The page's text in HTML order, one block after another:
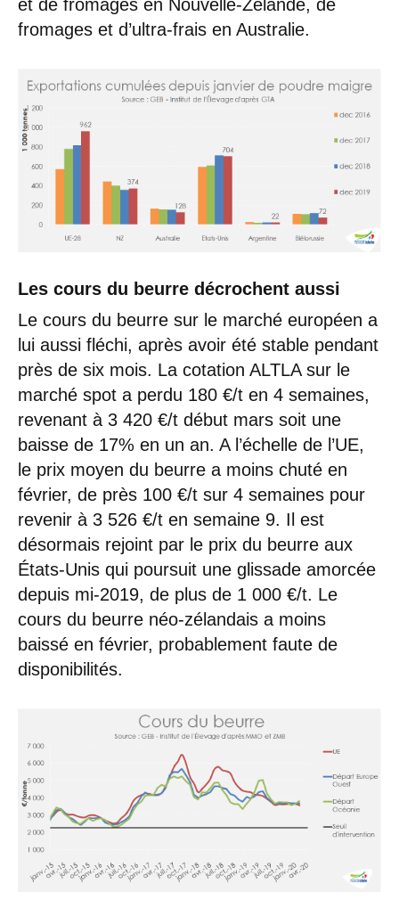
et de fromages en Nouvelle-Zélande, de
fromages et d’ultra-frais en Australie.
Les cours du beurre décrochent aussi
Le cours du beurre sur le marché européen a
lui aussi fléchi, après avoir été stable pendant
près de six mois. La cotation ALTLA sur le
marché spot a perdu 180 €/t en 4 semaines,
revenant à 3 420 €/t début mars soit une
baisse de 17% en un an. A l’échelle de l’UE,
le prix moyen du beurre a moins chuté en
février, de près 100 €/t sur 4 semaines pour
revenir à 3 526 €/t en semaine 9. Il est
désormais rejoint par le prix du beurre aux
États-Unis qui poursuit une glissade amorcée
depuis mi-2019, de plus de 1 000 €/t. Le
cours du beurre néo-zélandais a moins
baissé en février, probablement faute de
disponibilités.